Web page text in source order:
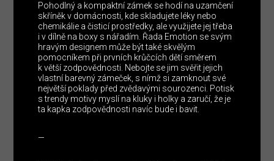
Pohodlný a kompaktní zámek se hodí na uzamčení
skříněk v domácnosti, kde skladujete léky nebo
chemikálie a čisticí prostředky, ale využijete jej třeba
i v dílně na boxy s nářadím. Řada Emotion se svým
hravým designem může být také skvělým
pomocníkem při prvních krůčcích dětí směrem
k větší zodpovědnosti. Nebojte se jim svěřit jejich
vlastní barevný zámeček, s nímž si zamknout své
největší poklady před zvědavými sourozenci. Potisk
s trendy motivy myslí na kluky i holky a zaručí, že je
ta kapka zodpovědnosti navíc bude i bavit.
—